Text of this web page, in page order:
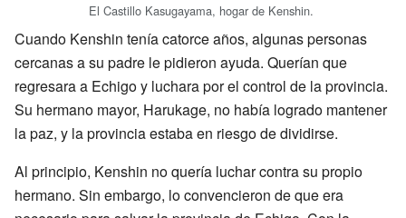
El Castillo Kasugayama, hogar de Kenshin.
Cuando Kenshin tenía catorce años, algunas personas
cercanas a su padre le pidieron ayuda. Querían que
regresara a Echigo y luchara por el control de la provincia.
Su hermano mayor, Harukage, no había logrado mantener
la paz, y la provincia estaba en riesgo de dividirse.
Al principio, Kenshin no quería luchar contra su propio
hermano. Sin embargo, lo convencieron de que era